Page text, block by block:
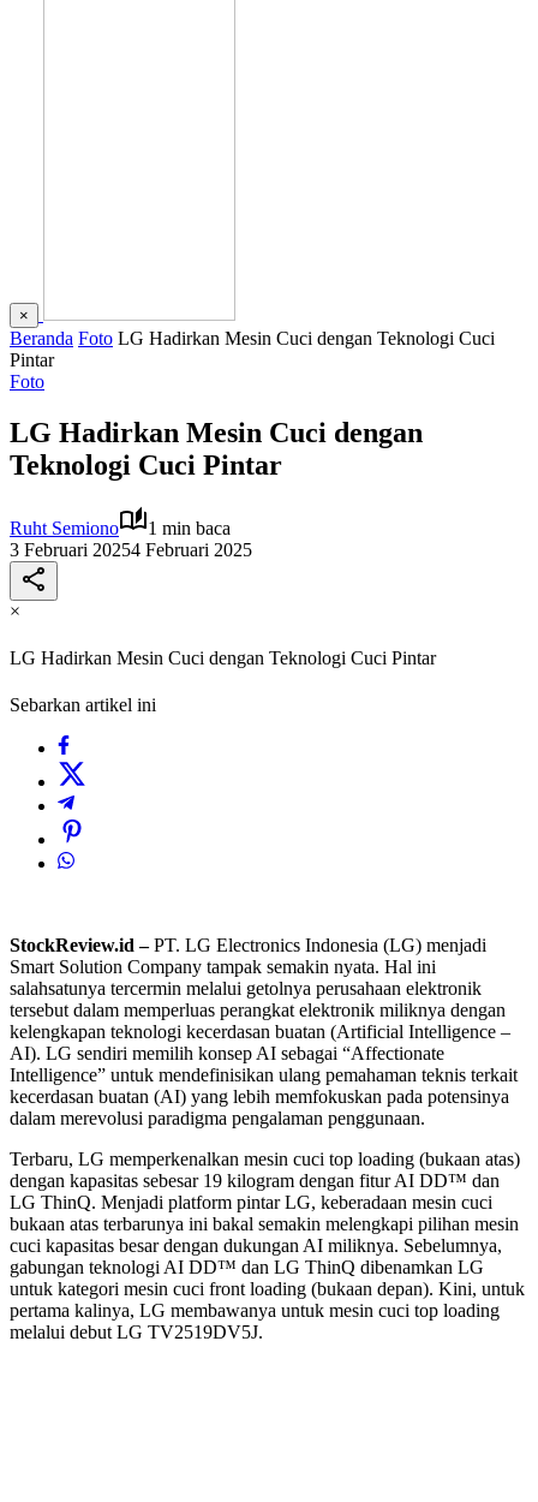
×
Beranda Foto LG Hadirkan Mesin Cuci dengan Teknologi Cuci
Pintar
Foto
LG Hadirkan Mesin Cuci dengan
Teknologi Cuci Pintar
Ruht Semiono
1 min baca
3 Februari 20254 Februari 2025
×
LG Hadirkan Mesin Cuci dengan Teknologi Cuci Pintar
Sebarkan artikel ini
StockReview.id –PT. LG Electronics Indonesia (LG) menjadi
Smart Solution Company tampak semakin nyata. Hal ini
salahsatunya tercermin melalui getolnya perusahaan elektronik
tersebut dalam memperluas perangkat elektronik miliknya dengan
kelengkapan teknologi kecerdasan buatan (Artificial Intelligence –
AI). LG sendiri memilih konsep AI sebagai “Affectionate
Intelligence” untuk mendefinisikan ulang pemahaman teknis terkait
kecerdasan buatan (AI) yang lebih memfokuskan pada potensinya
dalam merevolusi paradigma pengalaman penggunaan.
Terbaru, LG memperkenalkan mesin cuci top loading (bukaan atas)
dengan kapasitas sebesar 19 kilogram dengan fitur AI DD™️ dan
LG ThinQ. Menjadi platform pintar LG, keberadaan mesin cuci
bukaan atas terbarunya ini bakal semakin melengkapi pilihan mesin
cuci kapasitas besar dengan dukungan AI miliknya. Sebelumnya,
gabungan teknologi AI DD™️ dan LG ThinQ dibenamkan LG
untuk kategori mesin cuci front loading (bukaan depan). Kini, untuk
pertama kalinya, LG membawanya untuk mesin cuci top loading
melalui debut LG TV2519DV5J.